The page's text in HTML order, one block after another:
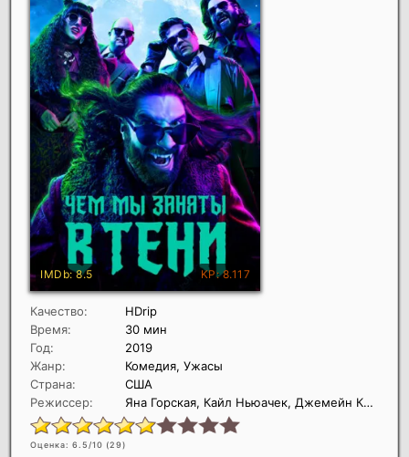
Качество:
HDrip
Время:
30 мин
Год:
2019
Жанр:
Комедия, Ужасы
Страна:
США
Режиссер:
Яна Горская, Кайл Ньюачек, Джемейн Клемент
Оценка: 6.5/10 (29)